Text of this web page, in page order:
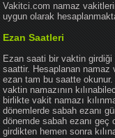
Vakitci.com namaz
uygun olarak
Ezan Saatleri
Ezan saati bir vaktin
saattir. Hesaplanan namaz
ezan tam bu saatte
vaktin namazının
birlikte vakit namazı
dönemlerde sabah ezanı
dönemde sabah ezanı geç
girdikten hemen sonra